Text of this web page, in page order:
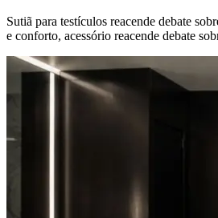
Sutiã para testículos reacende debate
e conforto, acessório reacende debate